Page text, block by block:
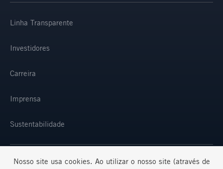
Linha Transparente
Investidores
Carreira
Imprensa
Sustentabilidade
Nosso site usa cookies. Ao utilizar o nosso site (através de